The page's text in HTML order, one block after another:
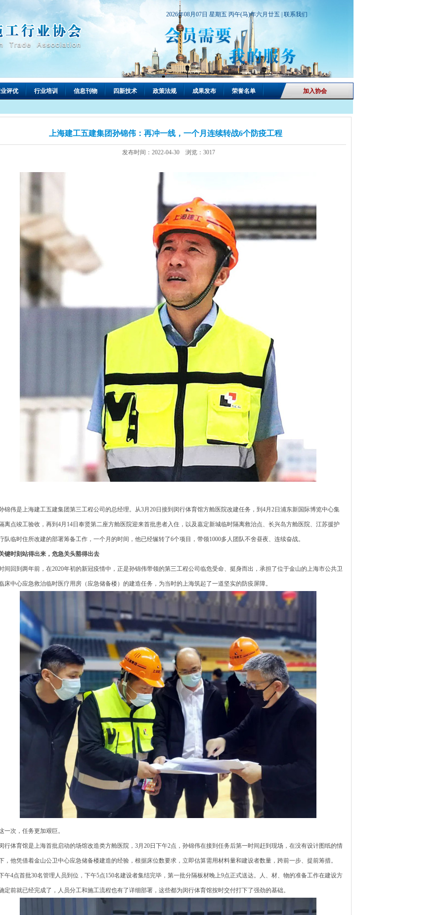
2026年08月07日 星期五 丙午(马)年六月廿五 | 联系我们
评优 行业培训 信息刊物 四新技术 政策法规 成果发布 荣誉名单 加入协会
上海建工五建集团孙锦伟：再冲一线，一个月连续转战6个防疫工程
发布时间：2022-04-30 浏览：3017
伟是上海建工五建集团第三工程公司的总经理。从3月20日接到闵行体育馆方舱医院改建任务，到4月2日浦东新国际博览中心集
离点竣工验收，再到4月14日奉贤第二座方舱医院迎来首批患者入住，以及嘉定新城临时隔离救治点、长兴岛方舱医院、江苏援护
队临时住所改建的部署筹备工作，一个月的时间，他已经辗转了6个项目，带领1000多人团队不舍昼夜、连续奋战。
时刻站得出来，危急关头豁得出去
回到两年前，在2020年初的新冠疫情中，正是孙锦伟带领的第三工程公司临危受命、挺身而出，承担了位于金山的上海市公共卫
床中心应急救治临时医疗用房（应急储备楼）的建造任务，为当时的上海筑起了一道坚实的防疫屏障。
次，任务更加艰巨。
体育馆是上海首批启动的场馆改造类方舱医院，3月20日下午2点，孙锦伟在接到任务后第一时间赶到现场，在没有设计图纸的情
，他凭借着金山公卫中心应急储备楼建造的经验，根据床位数要求，立即估算需用材料量和建设者数量，跨前一步、提前筹措。
4点首批30名管理人员到位，下午5点150名建设者集结完毕，第一批分隔板材晚上9点正式送达。人、材、物的准备工作在建设方
定前就已经完成了，人员分工和施工流程也有了详细部署，这些都为闵行体育馆按时交付打下了强劲的基础。